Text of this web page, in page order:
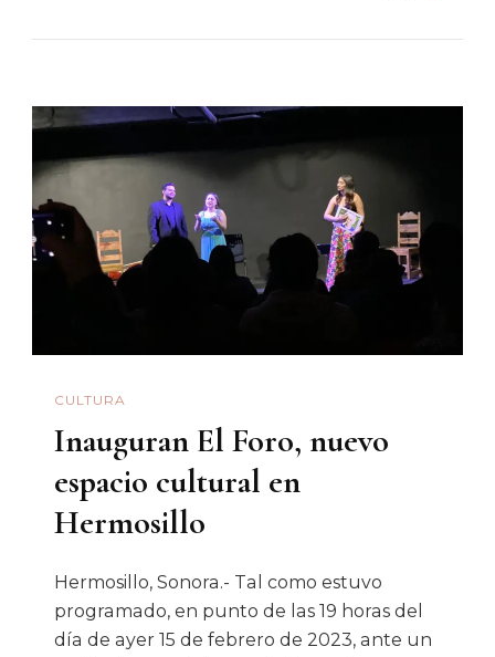
Unison
CULTURA
Inauguran El Foro, nuevo
espacio cultural en
Hermosillo
Hermosillo, Sonora.- Tal como estuvo
programado, en punto de las 19 horas del
día de ayer 15 de febrero de 2023, ante un